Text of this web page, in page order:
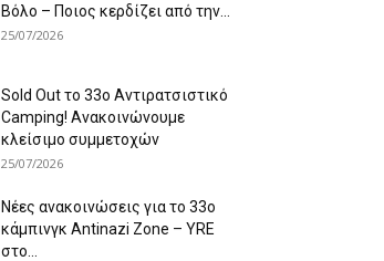
Βόλο – Ποιος κερδίζει από την...
25/07/2026
Sold Out το 33ο Αντιρατσιστικό
Camping! Ανακοινώνουμε
κλείσιμο συμμετοχών
25/07/2026
Νέες ανακοινώσεις για το 33ο
κάμπινγκ Antinazi Zone – YRE
στο...